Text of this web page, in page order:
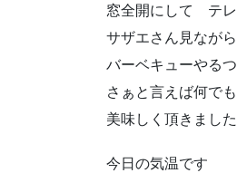
窓全開にして テ
サザエさん見なが
バーベキューやる
さぁと言えば何で
美味しく頂きました
今日の気温です